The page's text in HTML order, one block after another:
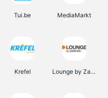
Tui.be MediaMarkt
Krefel Lounge by Zalando